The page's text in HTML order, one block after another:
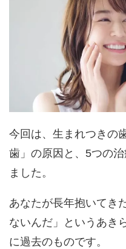
今回は、生まれつきの
歯」の原因と、5つの
ました。
あなたが長年抱いてき
ないんだ」というあき
に過去のものです。